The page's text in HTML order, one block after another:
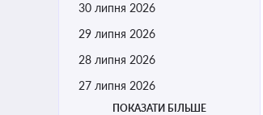
30 липня 2026
29 липня 2026
28 липня 2026
27 липня 2026
ПОКАЗАТИ БІЛЬШЕ